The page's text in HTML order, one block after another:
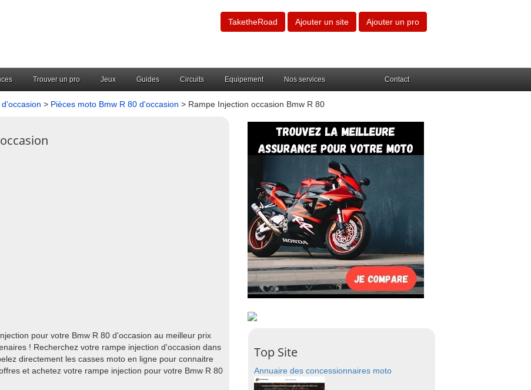
TaketheRoad Ajouter un site Ajouter un pro
Trouver un pro Jeux Guides Circuits Equipement Nos services Contact
> Pièces moto Bmw R 80 d'occasion > Rampe Injection occasion Bmw R 80
pour votre Bmw R 80 d'occasion au meilleur prix
! Recherchez votre rampe injection d'occasion dans
directement les casses moto en ligne pour connaitre
et achetez votre rampe injection pour votre Bmw R 80
Top Site
Annuaire des concessionnaires moto